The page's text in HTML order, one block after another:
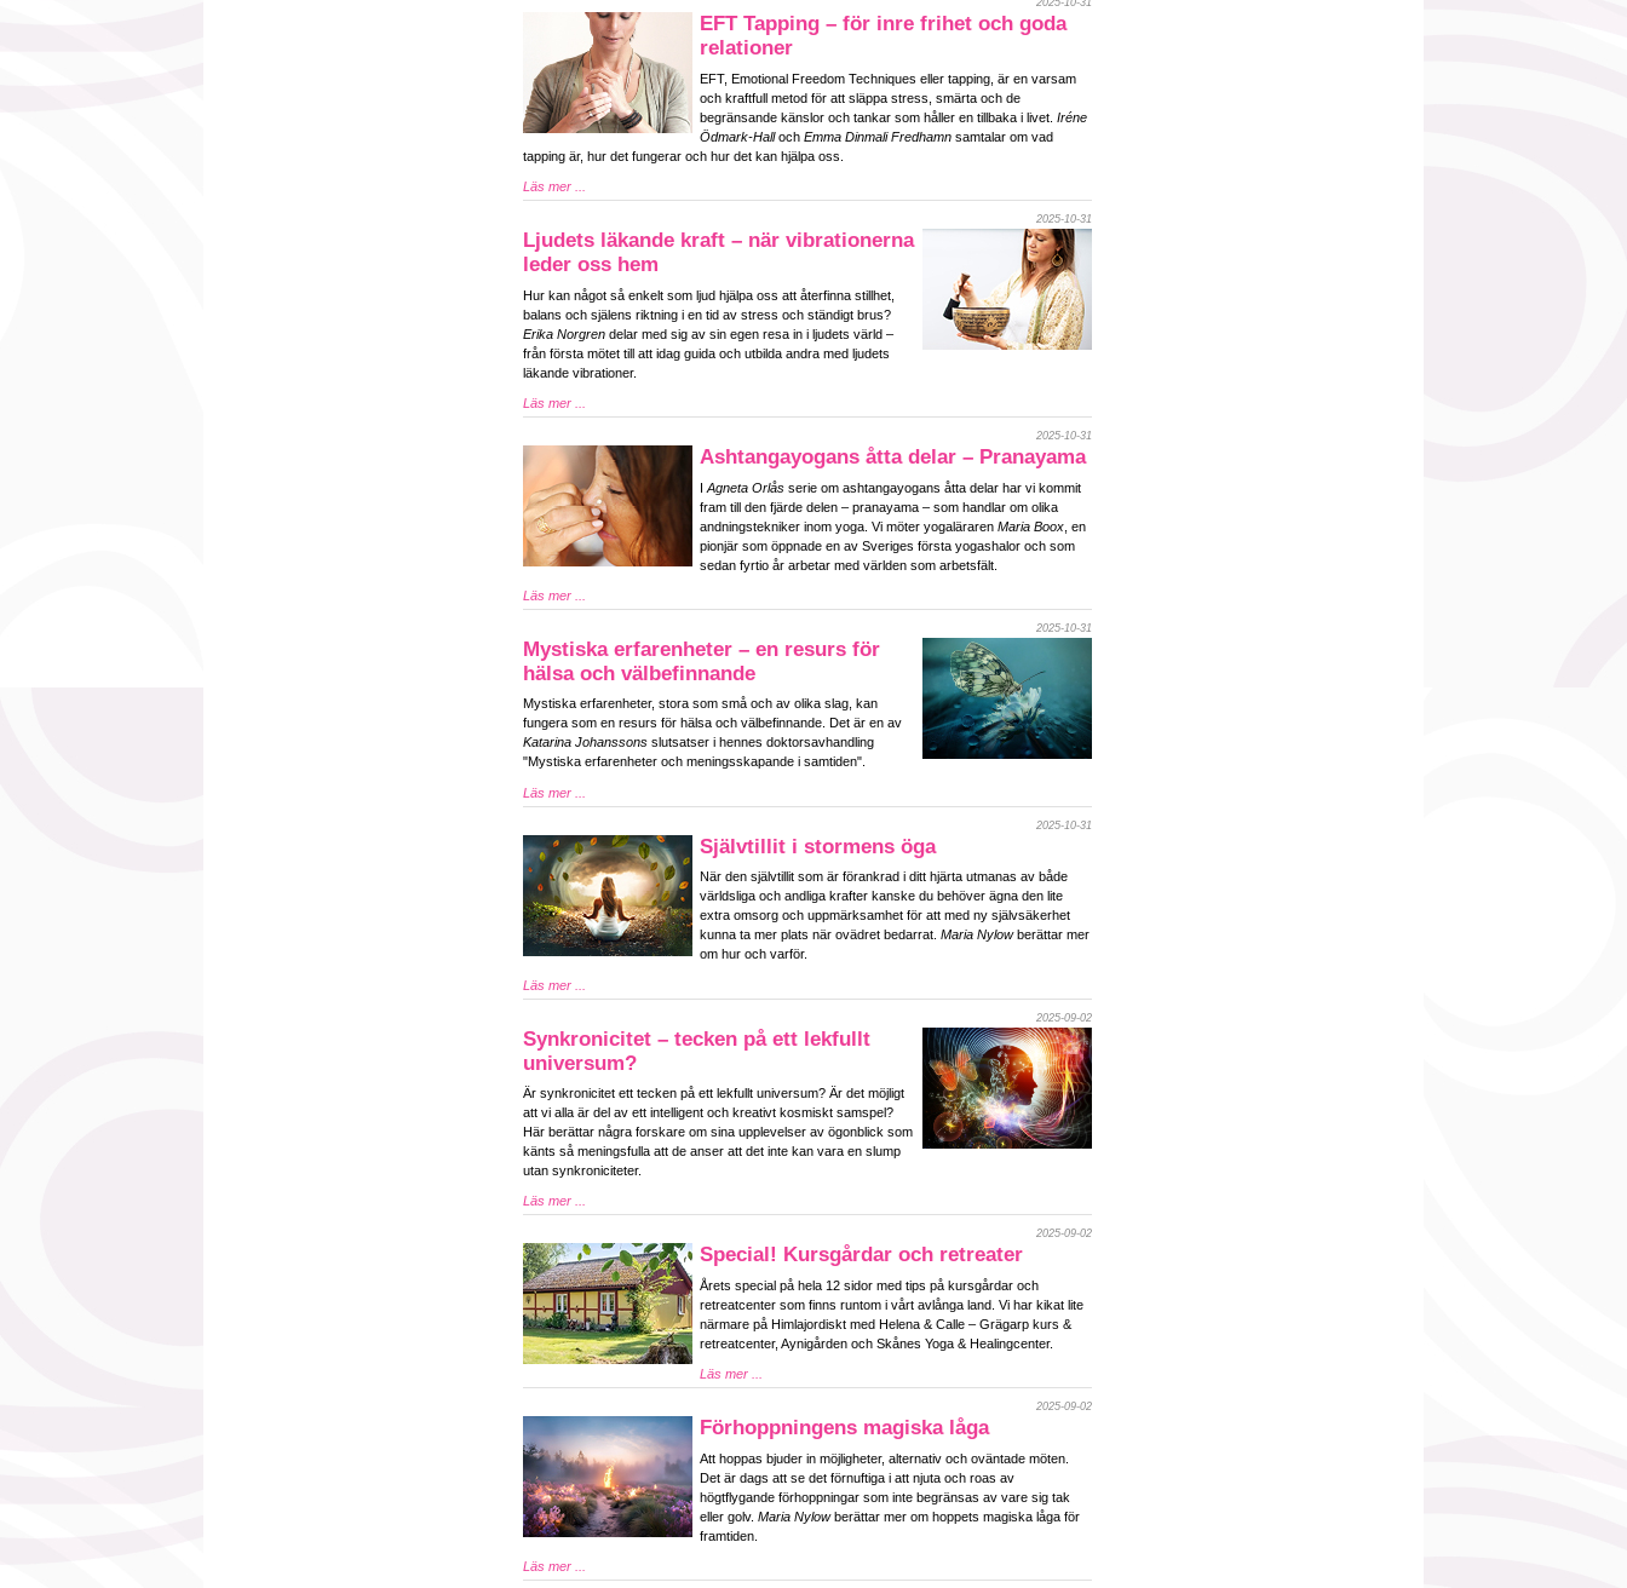
EFT Tapping – för inre frihet och goda
relationer
EFT, Emotional Freedom Techniques eller tapping, är en varsam
och kraftfull metod för att släppa stress, smärta och de
begränsande känslor och tankar som håller en tillbaka i livet. Iréne
Ödmark-Halloch Emma Dinmali Fredhamn samtalar om vad
tapping är, hur det fungerar och hur det kan hjälpa oss.
Läs mer ...
2025-10-31
Ljudets läkande kraft – när vibrationerna
leder oss hem
Hur kan något så enkelt som ljud hjälpa oss att återfinna stillhet,
balans och själens riktning i en tid av stress och ständigt brus?
Erika Norgren delar med sig av sin egen resa in i ljudets värld –
från första mötet till att idag guida och utbilda andra med ljudets
läkande vibrationer.
Läs mer ...
2025-10-31
Ashtangayogans åtta delar – Pranayama
I Agneta Orlås serie om ashtangayogans åtta delar har vi kommit
fram till den fjärde delen – pranayama – som handlar om olika
andningstekniker inom yoga. Vi möter yogaläraren Maria Boox , en
pionjär som öppnade en av Sveriges första yogashalor och som
sedan fyrtio år arbetar med världen som arbetsfält.
Läs mer ...
2025-10-31
Mystiska erfarenheter – en resurs för
hälsa och välbefinnande
Mystiska erfarenheter, stora som små och av olika slag, kan
fungera som en resurs för hälsa och välbefinnande. Det är en av
Katarina Johanssons slutsatser i hennes doktorsavhandling
"Mystiska erfarenheter och meningsskapande i samtiden".
Läs mer ...
2025-10-31
Självtillit i stormens öga
När den självtillit som är förankrad i ditt hjärta utmanas av både
världsliga och andliga krafter kanske du behöver ägna den lite
extra omsorg och uppmärksamhet för att med ny självsäkerhet
kunna ta mer plats när ovädret bedarrat. Maria Nylowberättar mer
om hur och varför.
Läs mer ...
2025-09-02
Synkronicitet – tecken på ett lekfullt
universum?
Är synkronicitet ett tecken på ett lekfullt universum? Är det möjligt
att vi alla är del av ett intelligent och kreativt kosmiskt samspel?
Här berättar några forskare om sina upplevelser av ögonblick som
känts så meningsfulla att de anser att det inte kan vara en slump
utan synkroniciteter.
Läs mer ...
2025-09-02
Special! Kursgårdar och retreater
Årets special på hela 12 sidor med tips på kursgårdar och
retreatcenter som finns runtom i vårt avlånga land. Vi har kikat lite
närmare på Himlajordiskt med Helena & Calle – Grägarp kurs &
retreatcenter, Aynigården och Skånes Yoga & Healingcenter.
Läs mer ...
2025-09-02
Förhoppningens magiska låga
Att hoppas bjuder in möjligheter, alternativ och oväntade möten.
Det är dags att se det förnuftiga i att njuta och roas av
högtflygande förhoppningar som inte begränsas av vare sig tak
eller golv. Maria Nylowberättar mer om hoppets magiska låga för
framtiden.
Läs mer ...